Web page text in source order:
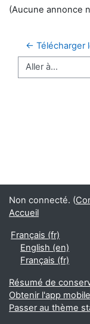
(Aucune annonce
← Télécharger
Aller à…
Non connecté. (
Accueil
Français ‎(fr)‎
English ‎(en)‎
Français ‎(fr)‎
Résumé de
Obtenir l'app mobile
Passer au thème